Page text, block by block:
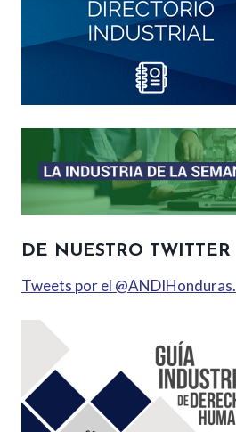
DE NUESTRO TWITTER
Tweets por el @ANDIHonduras.